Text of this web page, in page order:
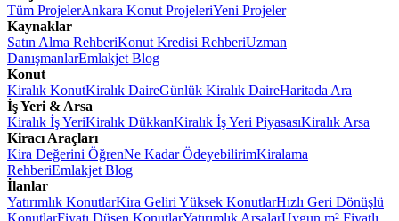
Tüm ProjelerAnkara Konut ProjeleriYeni Projeler
Kaynaklar
Satın Alma RehberiKonut Kredisi RehberiUzman
DanışmanlarEmlakjet Blog
Konut
Kiralık KonutKiralık DaireGünlük Kiralık DaireHaritada Ara
İş Yeri & Arsa
Kiralık İş YeriKiralık DükkanKiralık İş Yeri PiyasasıKiralık Arsa
Kiracı Araçları
Kira Değerini ÖğrenNe Kadar ÖdeyebilirimKiralama
RehberiEmlakjet Blog
İlanlar
Yatırımlık KonutlarKira Geliri Yüksek KonutlarHızlı Geri Dönüşlü
KonutlarFiyatı Düşen KonutlarYatırımlık ArsalarUygun m² Fiyatlı